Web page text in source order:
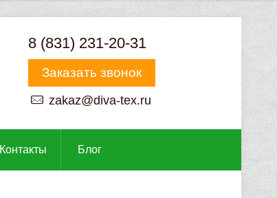
8 (831) 231-20-31
Заказать звонок
zakaz@diva-tex.ru
Контакты Блог